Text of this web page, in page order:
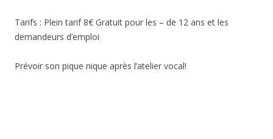
Tarifs : Plein tarif 8€ Gratuit pour les – de 12 ans et les
demandeurs d’emploi
Prévoir son pique nique après l’atelier vocal!